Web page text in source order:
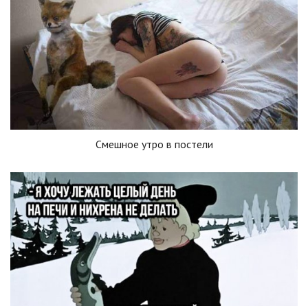
Смешное утро в постели